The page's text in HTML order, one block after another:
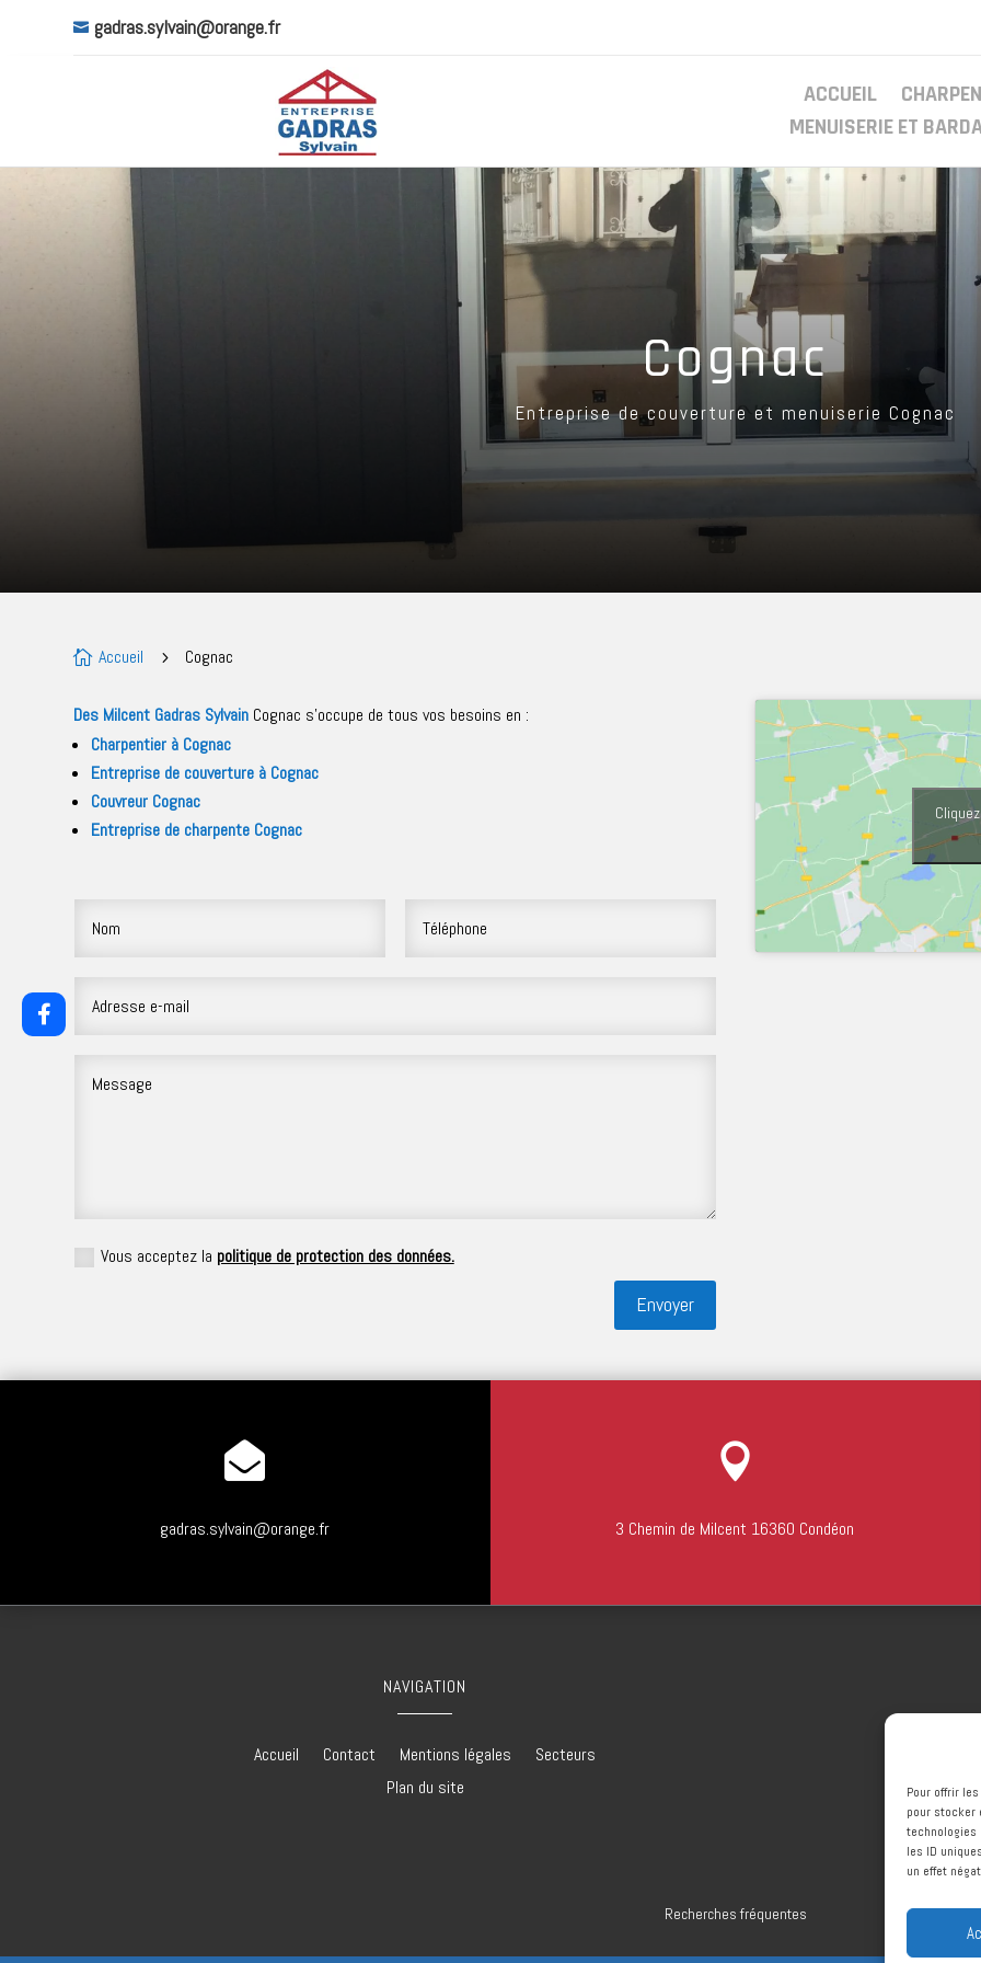
Pour offrir
pour stocker
technologies
les ID
un effet
 gadras.sylvain@orange.fr
ACCUEIL
MENUISERIE ET
Cognac
Entreprise de couverture et menuiserie Cognac
 Accueil 5 Cognac
Des Milcent Gadras Sylvain Cognac s’occupe de tous vos besoins en :
Charpentier à Cognac
Entreprise de couverture à Cognac
Couvreur Cognac
Entreprise de charpente Cognac
Vous acceptez la politique de protection des données.
Envoyer

gadras.sylvain@orange.fr

3 Chemin de Milcent 16360 Condéon
NAVIGATION
Accueil Contact Mentions légales
Secteurs
Plan du site
Recherches fréquentes
Charpentier à Barbezieux-Saint-Hilaire Charpentier à Châteauneuf-sur-Charente Charpentier à Cognac